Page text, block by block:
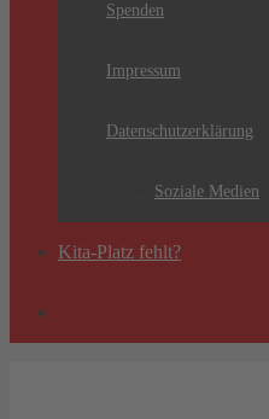
Spenden
Impressum
Datenschutzerklärung
Soziale Medien
Kita-Platz fehlt?